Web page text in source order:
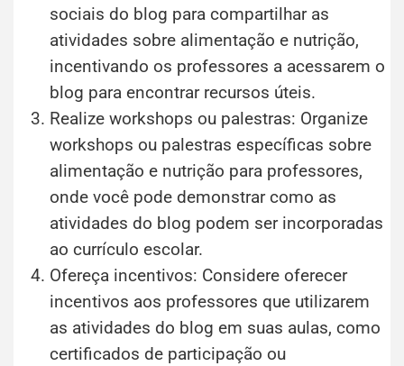
sociais do blog para compartilhar as
atividades sobre alimentação e nutrição,
incentivando os professores a acessarem o
blog para encontrar recursos úteis.
Realize workshops ou palestras: Organize
workshops ou palestras específicas sobre
alimentação e nutrição para professores,
onde você pode demonstrar como as
atividades do blog podem ser incorporadas
ao currículo escolar.
Ofereça incentivos: Considere oferecer
incentivos aos professores que utilizarem
as atividades do blog em suas aulas, como
certificados de participação ou